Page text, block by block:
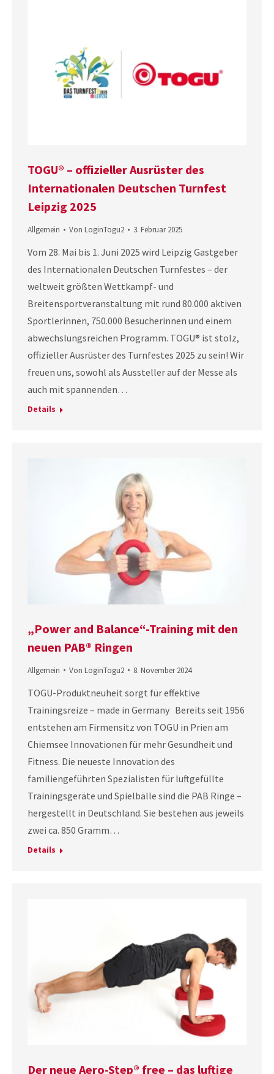
TOGU® – offizieller Ausrüster des
Internationalen Deutschen Turnfest
Leipzig 2025
Allgemein Von LoginTogu2 3. Februar 2025
Vom 28. Mai bis 1. Juni 2025 wird Leipzig Gastgeber
des Internationalen Deutschen Turnfestes – der
weltweit größten Wettkampf- und
Breitensportveranstaltung mit rund 80.000 aktiven
Sportlerinnen, 750.000 Besucherinnen und einem
abwechslungsreichen Programm. TOGU® ist stolz,
offizieller Ausrüster des Turnfestes 2025 zu sein! Wir
freuen uns, sowohl als Aussteller auf der Messe als
auch mit spannenden…
Details
„Power and Balance“-Training mit den
neuen PAB® Ringen
Allgemein Von LoginTogu2 8. November 2024
TOGU-Produktneuheit sorgt für effektive
Trainingsreize – made in Germany Bereits seit 1956
entstehen am Firmensitz von TOGU in Prien am
Chiemsee Innovationen für mehr Gesundheit und
Fitness. Die neueste Innovation des
familiengeführten Spezialisten für luftgefüllte
Trainingsgeräte und Spielbälle sind die PAB Ringe –
hergestellt in Deutschland. Sie bestehen aus jeweils
zwei ca. 850 Gramm…
Details
Der neue Aero-Step® free – das luftige